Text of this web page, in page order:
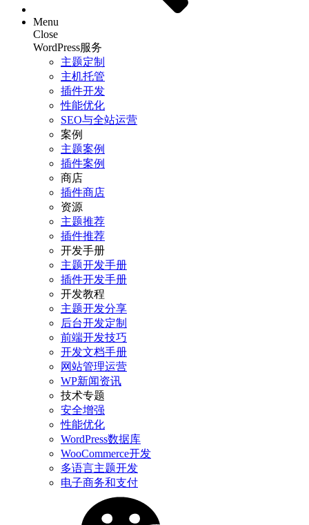
Menu
Close
WordPress服务
主题定制
主机托管
插件开发
性能优化
SEO与全站运营
案例
主题案例
插件案例
商店
插件商店
资源
主题推荐
插件推荐
开发手册
主题开发手册
插件开发手册
开发教程
主题开发分享
后台开发定制
前端开发技巧
开发文档手册
网站管理运营
WP新闻资讯
技术专题
安全增强
性能优化
WordPress数据库
WooCommerce开发
多语言主题开发
电子商务和支付